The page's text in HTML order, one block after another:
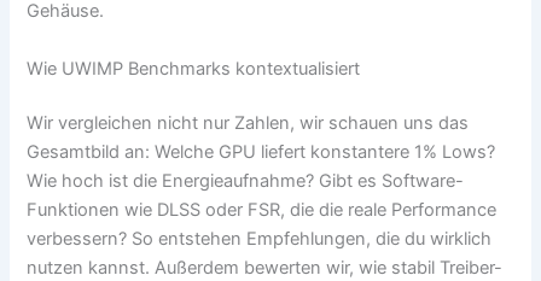
Gehäuse.
Wie UWIMP Benchmarks kontextualisiert
Wir vergleichen nicht nur Zahlen, wir schauen uns das
Gesamtbild an: Welche GPU liefert konstantere 1% Lows?
Wie hoch ist die Energieaufnahme? Gibt es Software-
Funktionen wie DLSS oder FSR, die die reale Performance
verbessern? So entstehen Empfehlungen, die du wirklich
nutzen kannst. Außerdem bewerten wir, wie stabil Treiber-